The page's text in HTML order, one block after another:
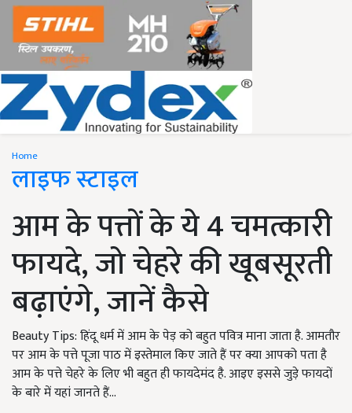
Home
लाइफ स्टाइल
आम के पत्तों के ये 4 चमत्कारी
फायदे, जो चेहरे की खूबसूरती
बढ़ाएंगे, जानें कैसे
Beauty Tips: हिंदू धर्म में आम के पेड़ को बहुत पवित्र माना जाता है. आमतौर
पर आम के पत्ते पूजा पाठ में इस्तेमाल किए जाते हैं पर क्या आपको पता है
आम के पत्ते चेहरे के लिए भी बहुत ही फायदेमंद है. आइए इससे जुड़े फायदों
के बारे में यहां जानते हैं...